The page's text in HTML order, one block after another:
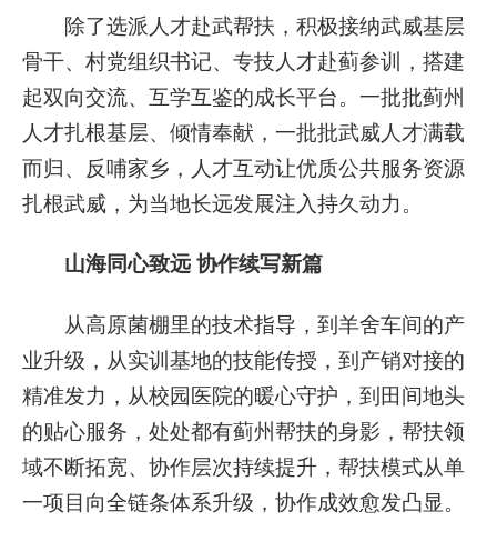
除了选派人才赴武帮扶，积极接纳武威基层
骨干、村党组织书记、专技人才赴蓟参训，搭建
起双向交流、互学互鉴的成长平台。一批批蓟州
人才扎根基层、倾情奉献，一批批武威人才满载
而归、反哺家乡，人才互动让优质公共服务资源
扎根武威，为当地长远发展注入持久动力。
山海同心致远 协作续写新篇
从高原菌棚里的技术指导，到羊舍车间的产
业升级，从实训基地的技能传授，到产销对接的
精准发力，从校园医院的暖心守护，到田间地头
的贴心服务，处处都有蓟州帮扶的身影，帮扶领
域不断拓宽、协作层次持续提升，帮扶模式从单
一项目向全链条体系升级，协作成效愈发凸显。